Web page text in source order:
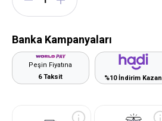
Banka Kampanyaları
Peşin Fiyatına
6 Taksit
%10 İndirim Kazan